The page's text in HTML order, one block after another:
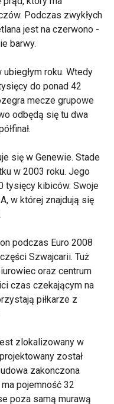
Podczas zwykłych
jest na czerwono -
barwy.
roku. Wtedy
do ponad 42
mecze grupowe
odbędą się tu dwa
się w Genewie. Stade
w 2003 roku. Jego
tysięcy kibiców. Swoje
w której znajdują się
podczas Euro 2008
Szwajcarii. Tuż
oraz centrum
czas czekającym na
piłkarze z
zlokalizowany w
został
zakonczona
pojemność 32
poza samą murawą